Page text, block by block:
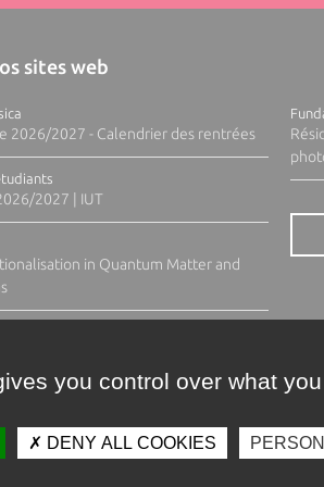
sites web
2026/2027 - Calendrier des rentrées
2027 | IUT
in Quantum Matter and
you control over what
DENY ALL COOKIES